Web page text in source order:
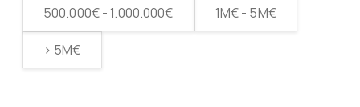
500.000€ - 1.000.000€ 1M€ - 5M€
> 5M€